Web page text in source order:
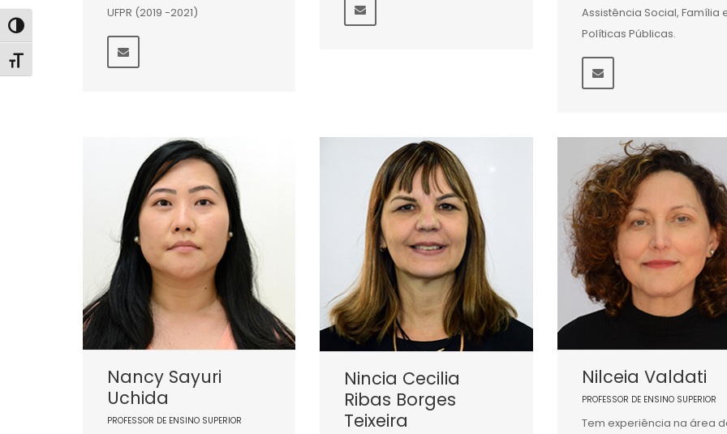
Alternar alto contraste
Alternar tamanho da fonte
UFPR (2019 -2021)
Assistência Social, Família
Políticas Públicas.
Nancy Sayuri
Uchida
PROFESSOR DE ENSINO SUPERIOR
Nincia Cecilia
Ribas Borges
Teixeira
Nilceia Valdati
PROFESSOR DE ENSINO SUPERIOR
Tem experiência na área